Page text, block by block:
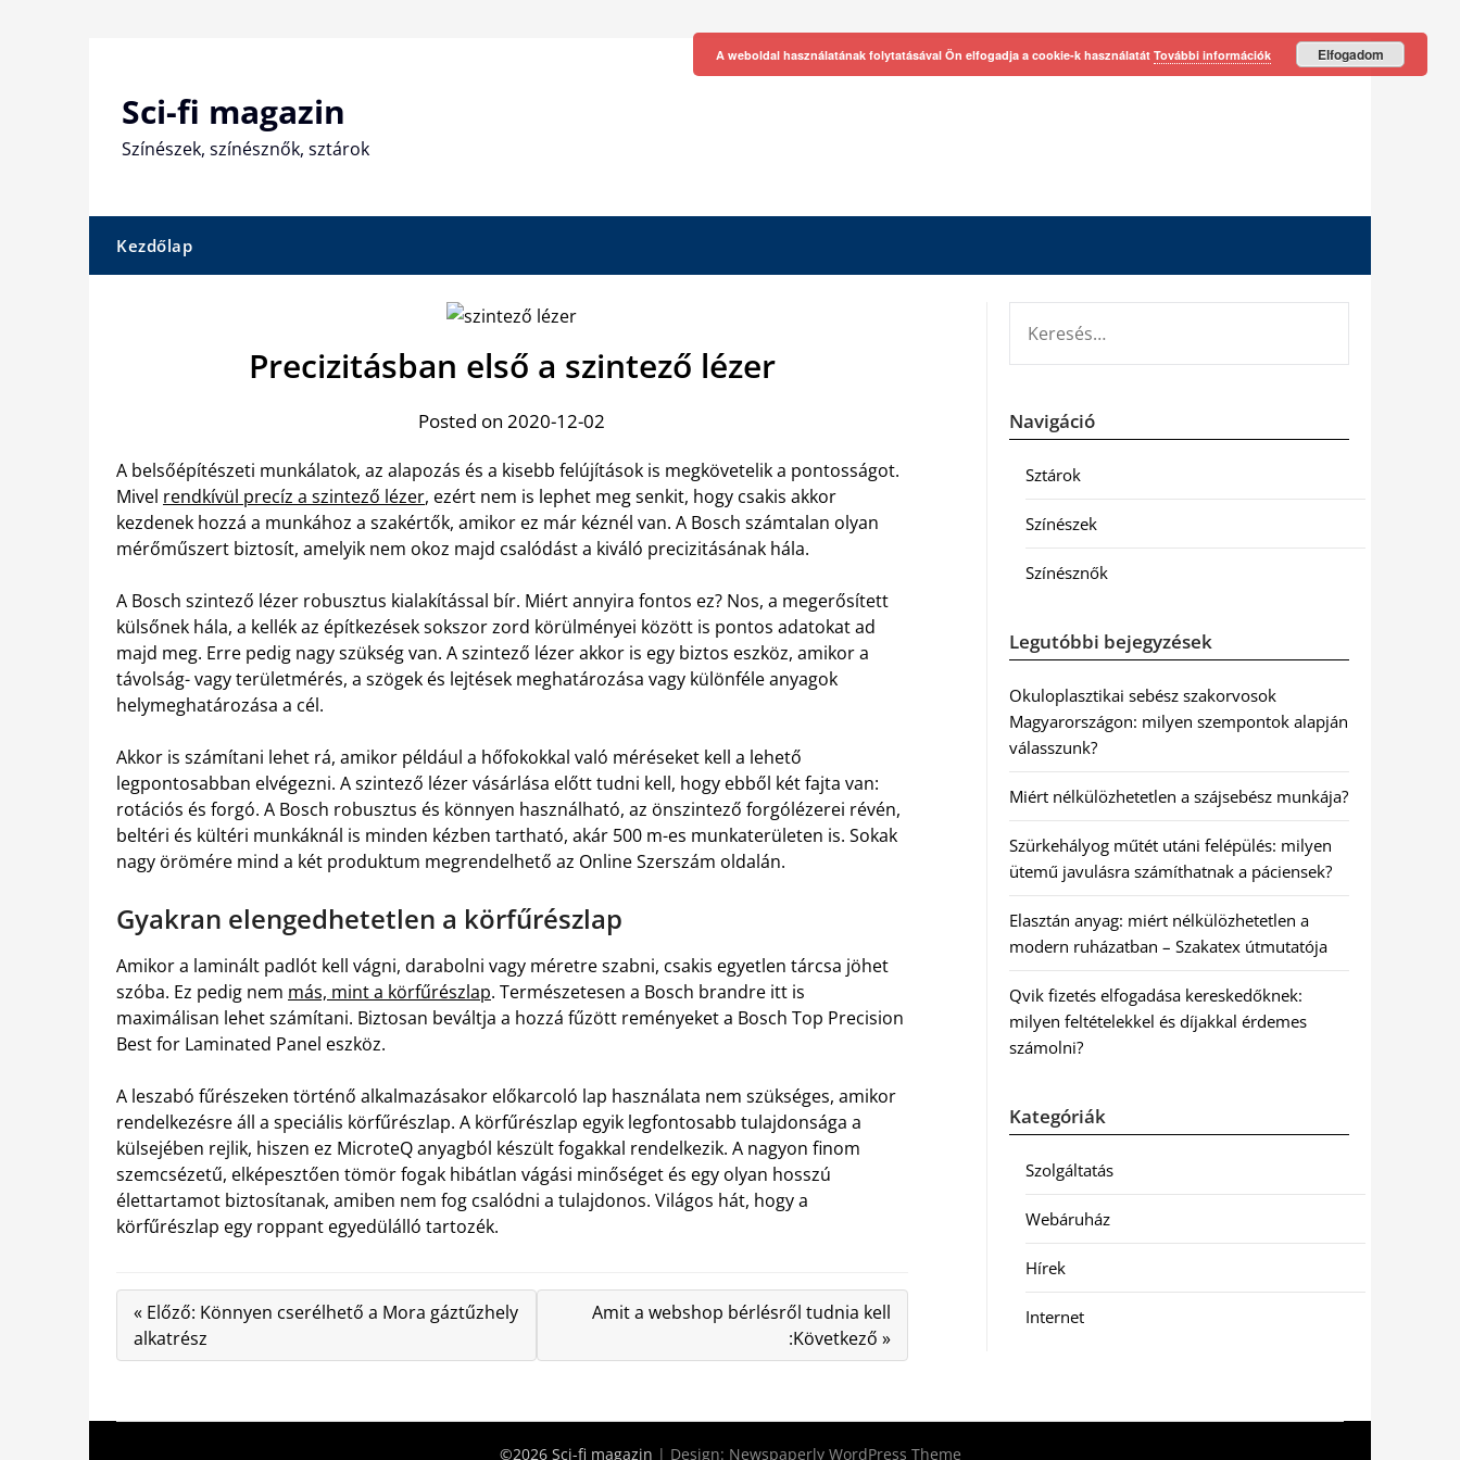
Sci-fi magazin
Színészek, színésznők, sztárok
Kezdőlap
Precizitásban első a szintező lézer
Posted on 2020-12-02
A belsőépítészeti munkálatok, az alapozás és a kisebb felújítások is megkövetelik a pontosságot.
Mivel rendkívül precíz a szintező lézer, ezért nem is lephet meg senkit, hogy csakis akkor
kezdenek hozzá a munkához a szakértők, amikor ez már kéznél van. A Bosch számtalan olyan
mérőműszert biztosít, amelyik nem okoz majd csalódást a kiváló precizitásának hála.
A Bosch szintező lézer robusztus kialakítással bír. Miért annyira fontos ez? Nos, a megerősített
külsőnek hála, a kellék az építkezések sokszor zord körülményei között is pontos adatokat ad
majd meg. Erre pedig nagy szükség van. A szintező lézer akkor is egy biztos eszköz, amikor a
távolság- vagy területmérés, a szögek és lejtések meghatározása vagy különféle anyagok
helymeghatározása a cél.
Akkor is számítani lehet rá, amikor például a hőfokokkal való méréseket kell a lehető
legpontosabban elvégezni. A szintező lézer vásárlása előtt tudni kell, hogy ebből két fajta van:
rotációs és forgó. A Bosch robusztus és könnyen használható, az önszintező forgólézerei révén,
beltéri és kültéri munkáknál is minden kézben tartható, akár 500 m-es munkaterületen is. Sokak
nagy örömére mind a két produktum megrendelhető az Online Szerszám oldalán.
Gyakran elengedhetetlen a körfűrészlap
Amikor a laminált padlót kell vágni, darabolni vagy méretre szabni, csakis egyetlen tárcsa jöhet
szóba. Ez pedig nem más, mint a körfűrészlap. Természetesen a Bosch brandre itt is
maximálisan lehet számítani. Biztosan beváltja a hozzá fűzött reményeket a Bosch Top Precision
Best for Laminated Panel eszköz.
A leszabó fűrészeken történő alkalmazásakor előkarcoló lap használata nem szükséges, amikor
rendelkezésre áll a speciális körfűrészlap. A körfűrészlap egyik legfontosabb tulajdonsága a
külsejében rejlik, hiszen ez MicroteQ anyagból készült fogakkal rendelkezik. A nagyon finom
szemcsézetű, elképesztően tömör fogak hibátlan vágási minőséget és egy olyan hosszú
élettartamot biztosítanak, amiben nem fog csalódni a tulajdonos. Világos hát, hogy a
körfűrészlap egy roppant egyedülálló tartozék.
« Előző: Könnyen cserélhető a Mora gáztűzhely
alkatrész
Amit a webshop bérlésről tudnia kell
:Következő »
Navigáció
Sztárok
Színészek
Színésznők
Legutóbbi bejegyzések
Okuloplasztikai sebész szakorvosok
Magyarországon: milyen szempontok alapján
válasszunk?
Miért nélkülözhetetlen a szájsebész munkája?
Szürkehályog műtét utáni felépülés: milyen
ütemű javulásra számíthatnak a páciensek?
Elasztán anyag: miért nélkülözhetetlen a
modern ruházatban – Szakatex útmutatója
Qvik fizetés elfogadása kereskedőknek:
milyen feltételekkel és díjakkal érdemes
számolni?
Kategóriák
Szolgáltatás
Webáruház
Hírek
Internet
©2026 Sci-fi magazin | Design: Newspaperly WordPress Theme
A weboldal használatának folytatásával Ön elfogadja a cookie-k használatát További információk Elfogadom